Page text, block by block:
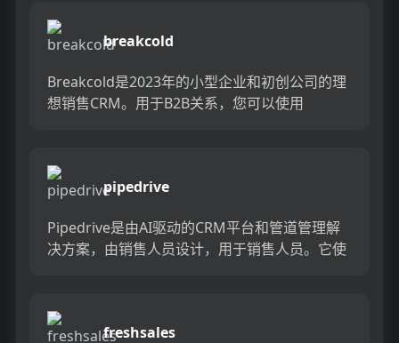
breakcold
Breakcold是2023年的小型企业和初创公司的理
想销售CRM。用于B2B关系，您可以使用
pipedrive
Pipedrive是由AI驱动的CRM平台和管道管理解
决方案，由销售人员设计，用于销售人员。它使
freshsales